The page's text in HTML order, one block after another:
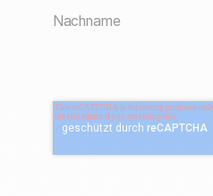
Nachname